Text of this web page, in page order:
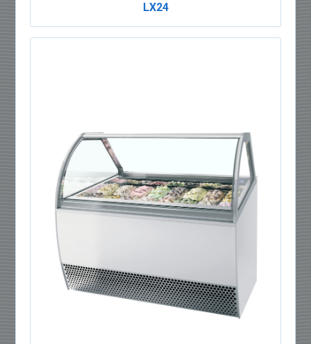
LX24